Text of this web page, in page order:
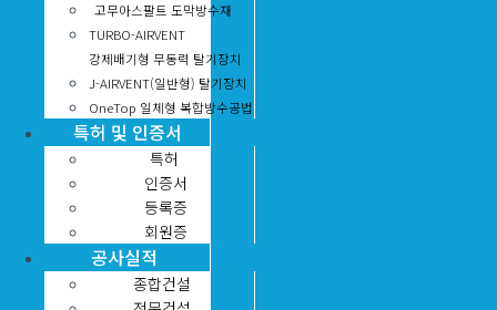
고무아스팔트 도막방수재
TURBO-AIRVENT
강제배기형 무동력 탈기장치
J-AIRVENT(일반형) 탈기장치
OneTop 일체형 복합방수공법
특허 및 인증서
특허
인증서
등록증
회원증
공사실적
종합건설